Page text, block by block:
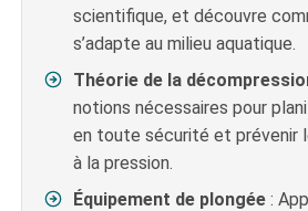
scientifique, et découvre
s’adapte au milieu aquatique.
Théorie de la
notions nécessaires pour
en toute sécurité et prévenir
à la pression.
Équipement de plongée :